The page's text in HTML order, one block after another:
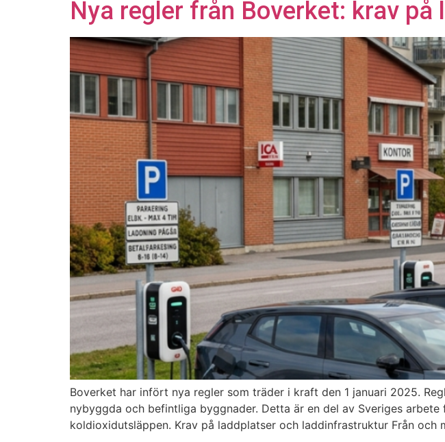
Nya regler från Boverket: krav
Boverket har infört nya regler som träder i kraft den 1 januari 2025.
nybyggda och befintliga byggnader. Detta är en del av Sveriges
koldioxidutsläppen. Krav på laddplatser och laddinfrastruktur Från och